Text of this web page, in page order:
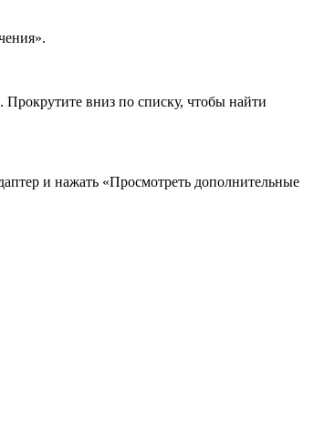
вниз по списку, чтобы найти
и нажать «Просмотреть дополнительные